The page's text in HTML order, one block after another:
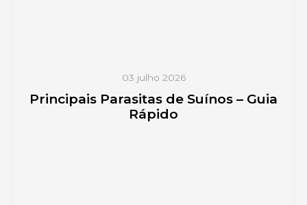
03 julho 2026
Principais Parasitas de Suínos – Guia
Rápido